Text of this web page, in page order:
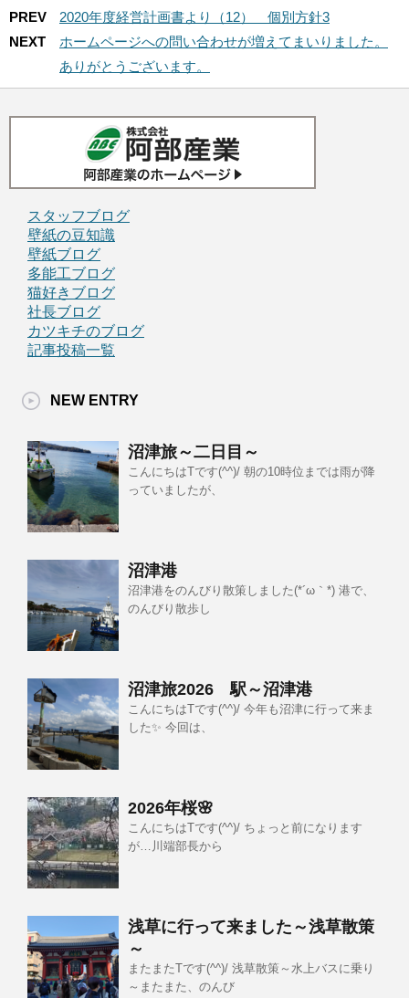
PREV
2020年度経営計画書より（12） 個別方針3
NEXT
ホームページへの問い合わせが増えてまいりました。
ありがとうございます。
スタッフブログ
壁紙の豆知識
壁紙ブログ
多能工ブログ
猫好きブログ
社長ブログ
カツキチのブログ
記事投稿一覧
NEW ENTRY
沼津旅～二日目～
こんにちはTです(^^)/ 朝の10時位までは雨が降
っていましたが、
沼津港
沼津港をのんびり散策しました(*´ω｀*) 港で、
のんびり散歩し
沼津旅2026 駅～沼津港
こんにちはTです(^^)/ 今年も沼津に行って来ま
した✨ 今回は、
2026年桜🌸
こんにちはTです(^^)/ ちょっと前になります
が…川端部長から
浅草に行って来ました～浅草散策
～
またまたTです(^^)/ 浅草散策～水上バスに乗り
～またまた、のんび